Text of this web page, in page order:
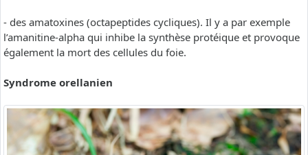
- des amatoxines (octapeptides cycliques). Il y a par exemple
l’amanitine-alpha qui inhibe la synthèse protéique et provoque
également la mort des cellules du foie.
Syndrome orellanien